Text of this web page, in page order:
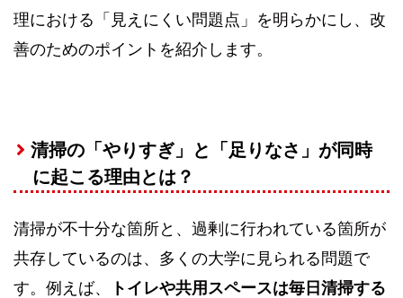
理における「見えにくい問題点」を明らかにし、改
善のためのポイントを紹介します。
清掃の「やりすぎ」と「足りなさ」が同時
に起こる理由とは？
清掃が不十分な箇所と、過剰に行われている箇所が
共存しているのは、多くの大学に見られる問題で
す。例えば、
トイレや共用スペースは毎日清掃する